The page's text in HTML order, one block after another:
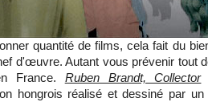
quantité de films, cela fait du
d'œuvre. Autant vous prévenir tout
France. Ruben Brandt, Collector
hongrois réalisé et dessiné par